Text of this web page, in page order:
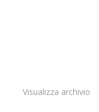
Visualizza archivio